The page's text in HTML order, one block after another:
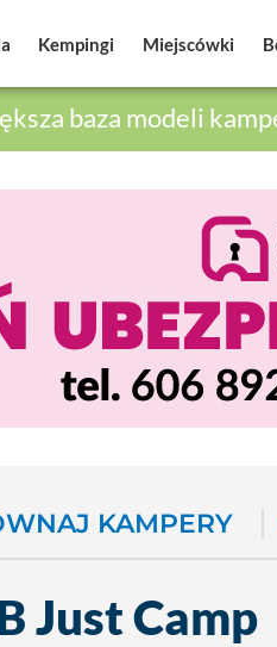
Kempingi Miejscówki
baza modeli
KAMPERY
Just Camp
Kempingi Miejscówki